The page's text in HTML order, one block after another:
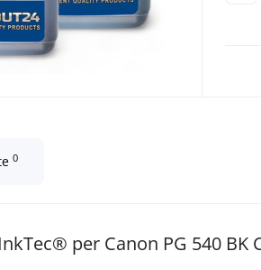
0
per Canon PG 540 BK